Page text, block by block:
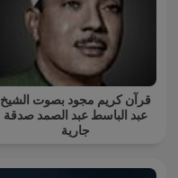
قرآن كريم مجود بصوت الشيخ
عبد الباسط عبد الصمد صدقة
جارية